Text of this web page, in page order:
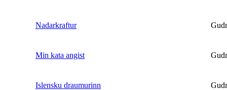
Nadarkraftur
Min kata angist
Islensku draumurinn